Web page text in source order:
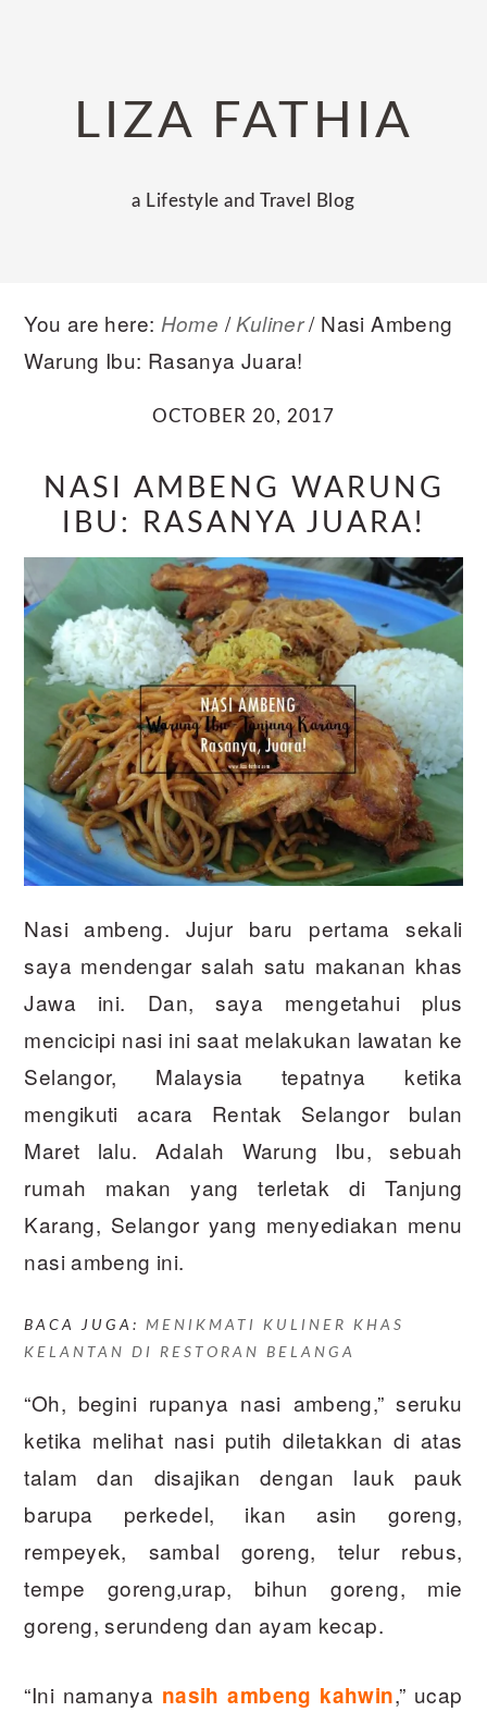
navigationLIZA FATHIA
a Lifestyle and Travel Blog
You are here: Home / Kuliner /Nasi Ambeng
Warung Ibu: Rasanya Juara!
OCTOBER 20, 2017
NASI AMBENG WARUNG
IBU: RASANYA JUARA!
Nasi ambeng. Jujur baru pertama sekali
saya mendengar salah satu makanan khas
Jawa ini. Dan, saya mengetahui plus
mencicipi nasi ini saat melakukan lawatan ke
Selangor, Malaysia tepatnya ketika
mengikuti acara Rentak Selangor bulan
Maret lalu. Adalah Warung Ibu, sebuah
rumah makan yang terletak di Tanjung
Karang, Selangor yang menyediakan menu
nasi ambeng ini.
BACA JUGA:MENIKMATI KULINER KHAS
KELANTAN DI RESTORAN BELANGA
“Oh, begini rupanya nasi ambeng,” seruku
ketika melihat nasi putih diletakkan di atas
talam dan disajikan dengan lauk pauk
barupa perkedel, ikan asin goreng,
rempeyek, sambal goreng, telur rebus,
tempe goreng,urap, bihun goreng, mie
goreng, serundeng dan ayam kecap.
“Ini namanya nasih ambeng kahwin,” ucap